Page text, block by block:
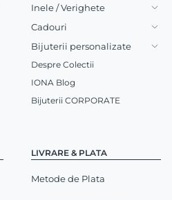
LIVRARE & PLATA
Metode de Plata
Inele / Verighete
Cadouri
Bijuterii personalizate
Despre Colectii
IONA Blog
Bijuterii CORPORATE